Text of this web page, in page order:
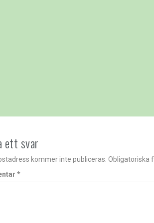
ett svar
kommer inte publiceras. Obligatoriska
*